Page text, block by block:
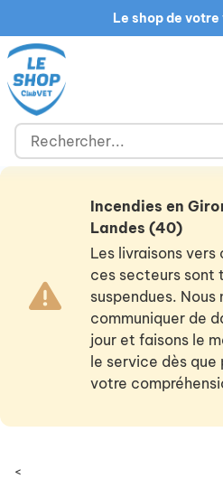
Le shop de
Incendies en
Landes (40)
Les livraisons
ces secteurs sont
suspendues. Nous
communiquer de
jour et faisons le
le service dès
votre
<